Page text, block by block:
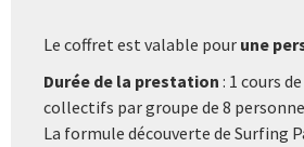
Le coffret est valable pour une
Durée de la prestation : 1 cours
collectifs par groupe de 8
La formule découverte de Surfing